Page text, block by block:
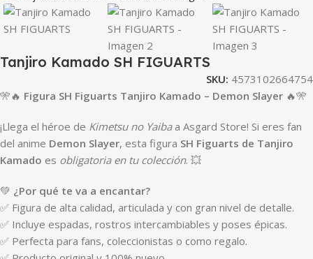
Tanjiro Kamado SH FIGUARTS
SKU: 4573102664754
🎌🔥 Figura SH Figuarts Tanjiro Kamado – Demon Slayer 🔥🎌
¡Llega el héroe de Kimetsu no Yaibaa Asgard Store! Si eres fan
del anime Demon Slayer, esta figura SH Figuarts de Tanjiro
Kamado es obligatoria en tu colección. 💥
💚 ¿Por qué te va a encantar?
✅ Figura de alta calidad, articulada y con gran nivel de detalle.
✅ Incluye espadas, rostros intercambiables y poses épicas.
✅ Perfecta para fans, coleccionistas o como regalo.